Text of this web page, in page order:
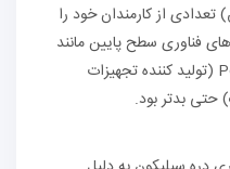
از کارمندان خود را
فناوری سطح پایین مانند
Lyft (فعال در حمل و نقل)، Poletan (تولید کننده تجهیزات